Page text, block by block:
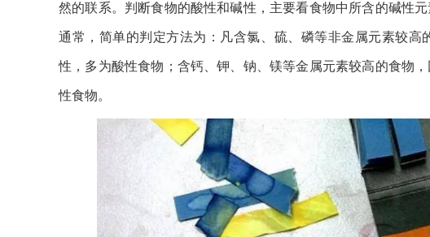
然的联系。判断食物的酸性和碱性，主要看食物中所含的碱性
通常，简单的判定方法为：凡含氯、硫、磷等非金属元素较
性，多为酸性食物；含钙、钾、钠、镁等金属元素较高的食物
性食物。